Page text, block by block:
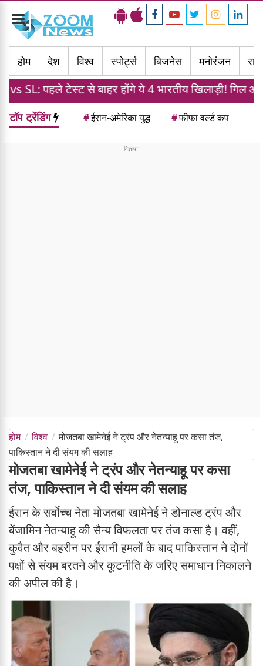
Toggle
navigation
होम
देश विश्व स्पोर्ट्स बिजनेस मनोरंजन
से बाहर होंगे ये 4 भारतीय खिलाड़ी! गिल और गंभीर लेंगे
टॉप ट्रेंडिंग #ईरान-अमेरिका युद्ध #फीफा वर्ल्ड कप
होम विश्व
मोजतबा खामेनेई ने ट्रंप और नेतन्याहू पर कसा तंज,
पाकिस्तान ने दी संयम की सलाह
मोजतबा खामेनेई ने ट्रंप और नेतन्याहू पर कसा
तंज, पाकिस्तान ने दी संयम की सलाह
ईरान के सर्वोच्च नेता मोजतबा खामेनेई ने डोनाल्ड ट्रंप और
बेंजामिन नेतन्याहू की सैन्य विफलता पर तंज कसा है। वहीं,
कुवैत और बहरीन पर ईरानी हमलों के बाद पाकिस्तान ने दोनों
पक्षों से संयम बरतने और कूटनीति के जरिए समाधान निकालने
की अपील की है।